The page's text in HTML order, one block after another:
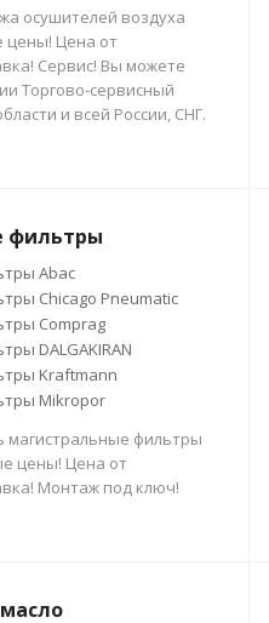
осушителей воздуха
цены! Цена от
Сервис! Вы можете
Торгово-сервисный
и всей России, СНГ.
фильтры
Abac
Chicago Pneumatic
Comprag
DALGAKIRAN
Kraftmann
Mikropor
магистральные фильтры
цены! Цена от
Монтаж под ключ!